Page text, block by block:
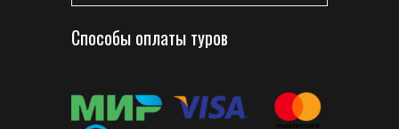
Способы оплаты туров